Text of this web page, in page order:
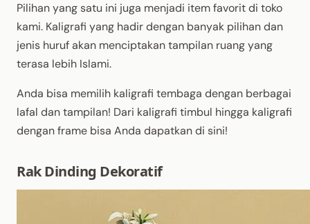
Pilihan yang satu ini juga menjadi item favorit di toko
kami. Kaligrafi yang hadir dengan banyak pilihan dan
jenis huruf akan menciptakan tampilan ruang yang
terasa lebih Islami.
Anda bisa memilih kaligrafi tembaga dengan berbagai
lafal dan tampilan! Dari kaligrafi timbul hingga kaligrafi
dengan frame bisa Anda dapatkan di sini!
Rak Dinding Dekoratif